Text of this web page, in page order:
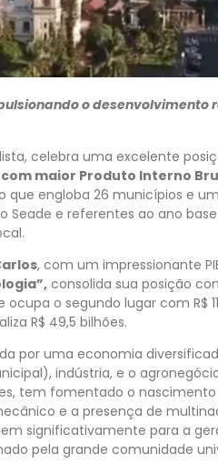
o desenvolvimento
celebra uma excelente
maior Produto Interno
engloba 26 municípios e
Seade e referentes ao ano
, com um impressionante
consolida sua posição
ocupa o segundo lugar com R$
R$ 49,5 bilhões.
por uma economia
indústria, e o
tem fomentado o
e a presença de
significativamente para a
pela grande comunidade